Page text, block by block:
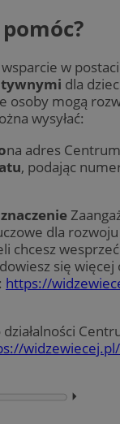
w postaci
dla
osoby mogą
wysyłać:
na adres
, podając
dla rozwoju
chcesz
się więcej
https://
⏵︎